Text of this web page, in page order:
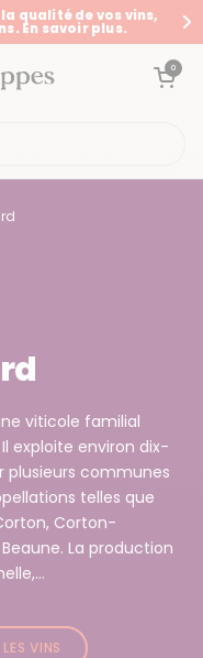
qualité de vos vins,
En savoir plus.
Ouvrir le panier
0
viticole familial
exploite environ dix-
plusieurs communes
telles que
Corton-
La production
VINS